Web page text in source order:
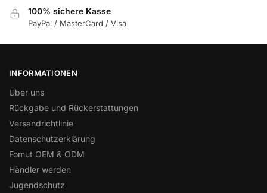
100% sichere Kasse
PayPal / MasterCard / Visa
INFORMATIONEN
Über uns
Rückgabe und Rückerstattungen
Versandrichtlinie
Datenschutzerklärung
Fomut OEM & ODM
Händler werden
Jugendschutz